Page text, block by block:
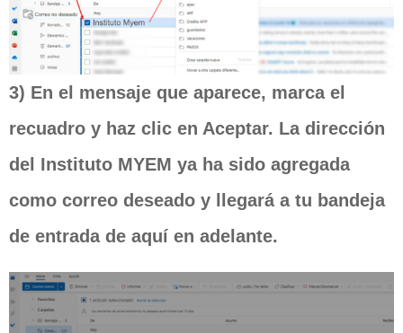
3) En el mensaje que aparece, marca el
recuadro y haz clic en Aceptar. La dirección
del Instituto MYEM ya ha sido agregada
como correo deseado y llegará a tu bandeja
de entrada de aquí en adelante.